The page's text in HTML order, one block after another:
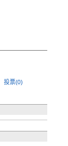
投票(0)